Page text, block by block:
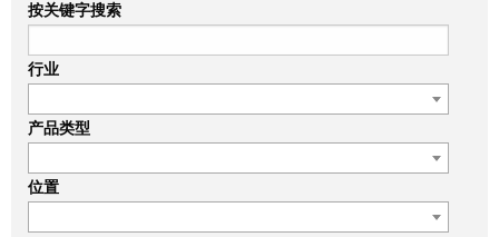
按关键字搜索
行业
产品类型
位置